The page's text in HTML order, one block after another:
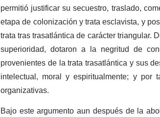
permitió justificar su secuestro, traslado,
etapa de colonización y trata esclavista, y
trata tras trasatlántica de carácter triangular.
superioridad, dotaron a la negritud de
provenientes de la trata trasatlántica y sus
intelectual, moral y espiritualmente; y por
organizativas.
Bajo este argumento aun después de la